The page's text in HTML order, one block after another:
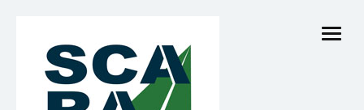
content
open